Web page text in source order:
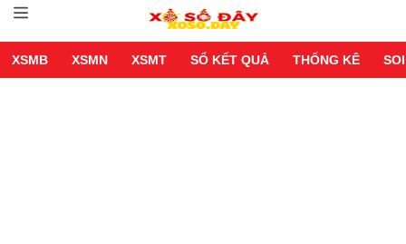
XSMB XSMN XSMT SỔ KẾT QUẢ THỐNG KÊ